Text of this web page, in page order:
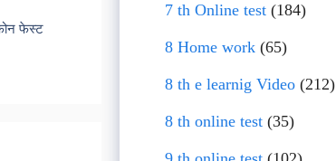
फेस्ट
7 th Online test(184)
8 Home work(65)
8 th e learnig Video(212)
8 th online test(35)